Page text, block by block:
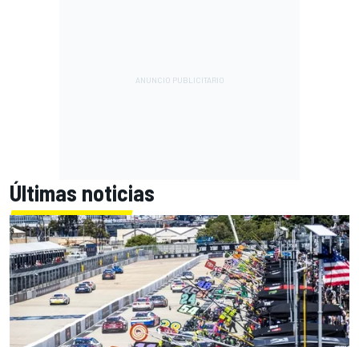
Últimas noticias